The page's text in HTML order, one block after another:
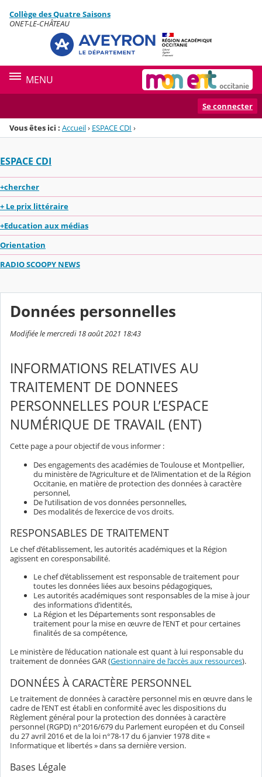
Menu de la rubrique
Contenu
Collège des Quatre Saisons
ONET-LE-CHÂTEAU
MENU
Se connecter
Vous êtes ici : Accueil› ESPACE CDI ›
ESPACE CDI
+chercher
+ Le prix littéraire
+Education aux médias
Orientation
RADIO SCOOPY NEWS
Données personnelles
Modifiée le mercredi 18 août 2021 18:43
INFORMATIONS RELATIVES AU
TRAITEMENT DE DONNEES
PERSONNELLES POUR L’ESPACE
NUMÉRIQUE DE TRAVAIL (ENT)
Cette page a pour objectif de vous informer :
Des engagements des académies de Toulouse et Montpellier,
du ministère de l’Agriculture et de l’Alimentation et de la Région
Occitanie, en matière de protection des données à caractère
personnel,
De l’utilisation de vos données personnelles,
Des modalités de l’exercice de vos droits.
RESPONSABLES DE TRAITEMENT
Le chef d’établissement, les autorités académiques et la Région
agissent en coresponsabilité.
Le chef d’établissement est responsable de traitement pour
toutes les données liées aux besoins pédagogiques,
Les autorités académiques sont responsables de la mise à jour
des informations d’identités,
La Région et les Départements sont responsables de
traitement pour la mise en œuvre de l’ENT et pour certaines
finalités de sa compétence,
Le ministère de l’éducation nationale est quant à lui responsable du
traitement de données GAR (Gestionnaire de l’accès aux ressources).
DONNÉES À CARACTÈRE PERSONNEL
Le traitement de données à caractère personnel mis en œuvre dans le
cadre de l’ENT est établi en conformité avec les dispositions du
Règlement général pour la protection des données à caractère
personnel (RGPD) n°2016/679 du Parlement européen et du Conseil
du 27 avril 2016 et de la loi n°78-17 du 6 janvier 1978 dite «
Informatique et libertés » dans sa dernière version.
Bases Légale